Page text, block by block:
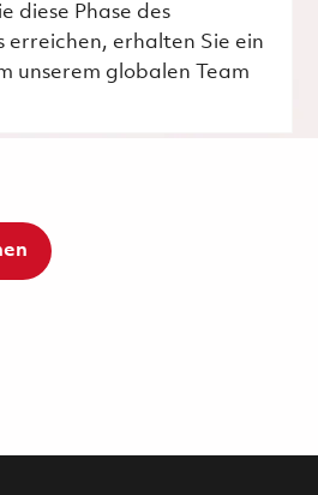
diese Phase des
erreichen, erhalten Sie ein
unserem globalen Team